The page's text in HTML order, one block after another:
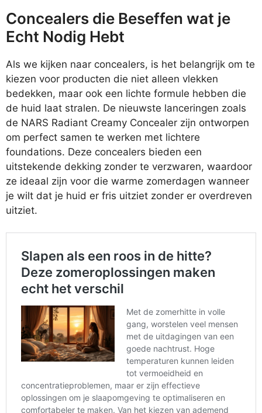
Concealers die Beseffen wat je
Echt Nodig Hebt
Als we kijken naar concealers, is het belangrijk om te
kiezen voor producten die niet alleen vlekken
bedekken, maar ook een lichte formule hebben die
de huid laat stralen. De nieuwste lanceringen zoals
de NARS Radiant Creamy Concealer zijn ontworpen
om perfect samen te werken met lichtere
foundations. Deze concealers bieden een
uitstekende dekking zonder te verzwaren, waardoor
ze ideaal zijn voor die warme zomerdagen wanneer
je wilt dat je huid er fris uitziet zonder er overdreven
uitziet.